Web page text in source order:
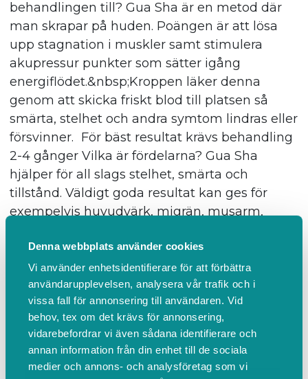
Denna webbplats använder cookies
Vi använder enhetsidentifierare för att förbättra
användarupplevelsen, analysera vår trafik och i
vissa fall för annonsering till användaren. Vid
behov, tex om det krävs för annonsering,
vidarebefordrar vi även sådana identifierare och
annan information från din enhet till de sociala
medier och annons- och analysföretag som vi
behandlingen till? Gua Sha är en metod där
man skrapar på huden. Poängen är att lösa
upp stagnation i muskler samt stimulera
akupressur punkter som sätter igång
energiflödet.&nbsp;Kroppen läker denna
genom att skicka friskt blod till platsen så
smärta, stelhet och andra symtom lindras eller
försvinner. För bäst resultat krävs behandling
2-4 gånger Vilka är fördelarna? Gua Sha
hjälper för all slags stelhet, smärta och
tillstånd. Väldigt goda resultat kan ges för
exempelvis huvudvärk, migrän, musarm,
kontorsaxlar. Behandlingen förbättrar även
immunförsvaret, sänker blodtrycket och sätter
igång chi, livsenergin. Gua Sha är
utan&nbsp;biverkningar.
BOKA
Mer info